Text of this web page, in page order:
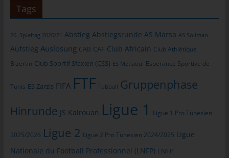
Tags
26. Spieltag 2020/21 Abstieg Abstiegsrunde AS Marsa AS Soliman
Aufstieg Auslosung CAB CAF Club Africain Club Athlétique
Bizertin Club Sportif Sfaxien (CSS) ES Metlaoui Esperance Sportive de
Tunis ES Zarzis FIFA FTF Fußball Gruppenphase
Hinrunde JS Kairouan Ligue 1 Ligue 1 Pro Tunesien
2025/2026 Ligue 2 Ligue 2 Pro Tunesien 2024/2025 Ligue
Nationale du Football Professionnel (LNFP) LNFP
Warenkorbes im Online-Shop. Der Online-Shop merkt sich die
Artikel, die ein Kunde in den virtuellen Warenkorb gelegt hat,
Die betroffene Person kann die Setzung von Cookies durch
Einstellung des genutzten Internetbrowsers verhindern und
damit der Setzung von Cookies dauerhaft widersprechen.
Ferner können bereits gesetzte Cookies jederzeit über einen
werden. Dies ist in allen gängigen Internetbrowsern möglich.
dem genutzten Internetbrowser, sind unter Umständen nicht alle
Funktionen unserer Internetseite vollumfänglich nutzbar.